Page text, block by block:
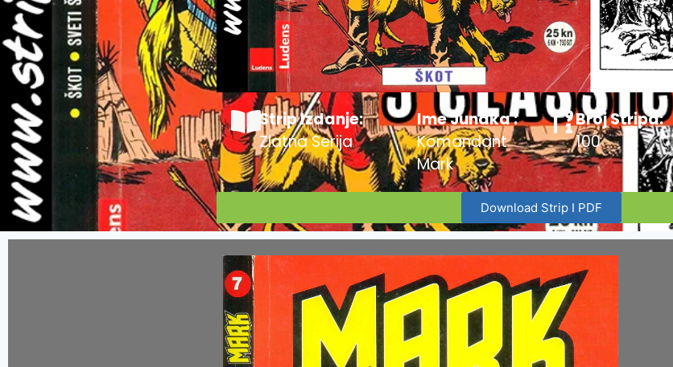
Strip Izdanje:
Zlatna Serija
Ime Junaka :
Komandant
Mark
Broj Stripa:
100
Download Strip I PDF